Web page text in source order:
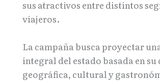
sus atractivos entre distintos
viajeros.
La campaña busca proyectar
integral del estado basada en
geográfica, cultural y